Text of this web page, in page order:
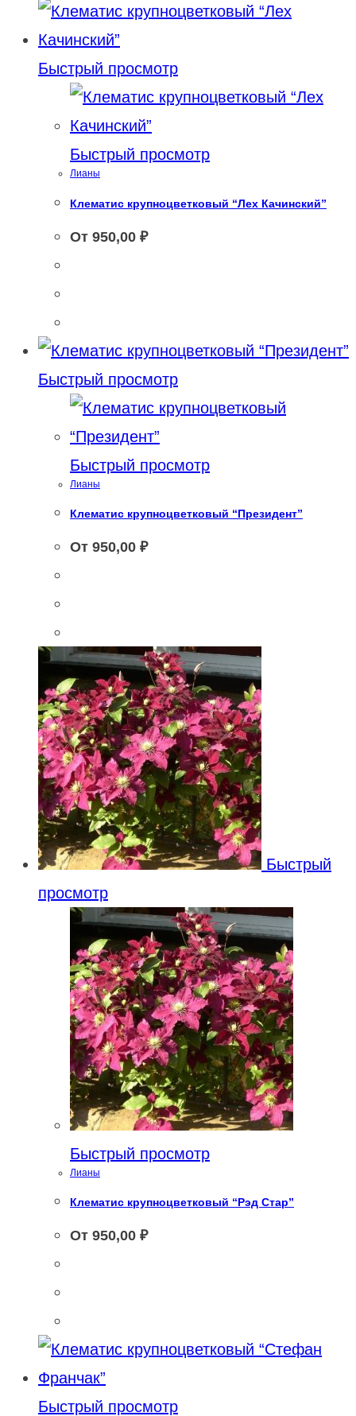
Быстрый просмотр
Быстрый просмотр
Лианы
Клематис крупноцветковый “Лех Качинский”
От 950,00 ₽
Быстрый просмотр
Быстрый просмотр
Лианы
Клематис крупноцветковый “Президент”
От 950,00 ₽
Быстрый
просмотр
Быстрый просмотр
Лианы
Клематис крупноцветковый “Рэд Стар”
От 950,00 ₽
Быстрый просмотр